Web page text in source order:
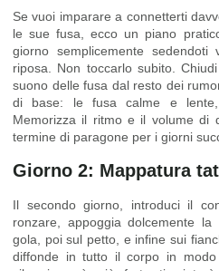
Se vuoi imparare a connetterti
le sue fusa, ecco un piano
giorno semplicemente
riposa. Non toccarlo subito.
suono delle fusa dal resto dei
di base: le fusa calme e lente,
Memorizza il ritmo e il volume di
termine di paragone per i giorni
Giorno 2: Mappatura
Il secondo giorno, introduci il
ronzare, appoggia dolcemente
gola, poi sul petto, e infine sui
diffonde in tutto il corpo in